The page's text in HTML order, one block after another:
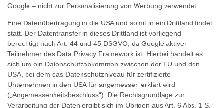
Google – nicht zur Personalisierung von Werbung verwendet.
Eine Datenübertragung in die USA und somit in ein Drittland findet
statt. Der Datentransfer in dieses Drittland ist vorliegend
berechtigt nach Art. 44 und 45 DSGVO, da Google aktiver
Teilnehmer des Data Privacy Framework ist. Hierbei handelt es
sich um ein Datenschutzabkommen zwischen der EU und den
USA, bei dem das Datenschutzniveau für zertifizierte
Unternehmen in den USA für angemessen erklärt wird
(„Angemessenheitsbeschluss“). Die Rechtsgrundlage zur
Verarbeitung der Daten ergibt sich im Übrigen aus Art. 6 Abs. 1 S.